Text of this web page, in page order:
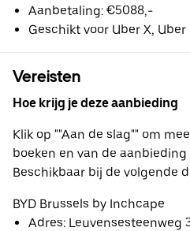
Aanbetaling: €5088,-
Geschikt voor Uber X,
Vereisten
Hoe krijg je deze aanbieding
Klik op ""Aan de slag"" om
boeken en van de
Beschikbaar bij de volgende
BYD Brussels by Inchcape
Adres: Leuvensesteenweg